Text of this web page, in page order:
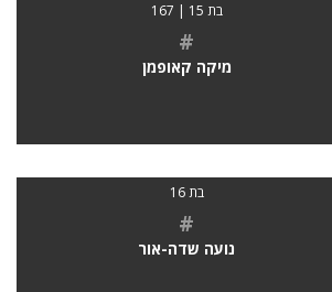
בת 15 | 167
#
מיקה קאופמן
בת 16
#
נועה שדה-אור